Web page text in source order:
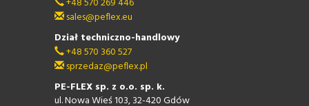
sales@peflex.eu
Dział techniczno-handlowy
+48 570 360 527
sprzedaz@peflex.pl
PE-FLEX sp. z o.o. sp. k.
ul. Nowa Wieś 103, 32-420 Gdów